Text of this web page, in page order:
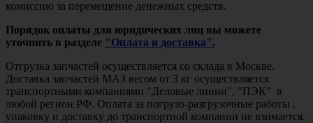
комиссию за перемещение денежных средств.
Порядок оплаты для юридических лиц вы можете
уточнить в разделе "Оплата и доставка".
Отгрузка запчастей осуществляется со склада в Москве.
Доставка запчастей МАЗ весом от 3 кг осуществляется
транспортными компаниями "Деловые линии", "ПЭК" в
любой регион РФ. Оплата за погрузо-разгрузочные работы ,
упаковку и доставку до транспортной компании не взимается.